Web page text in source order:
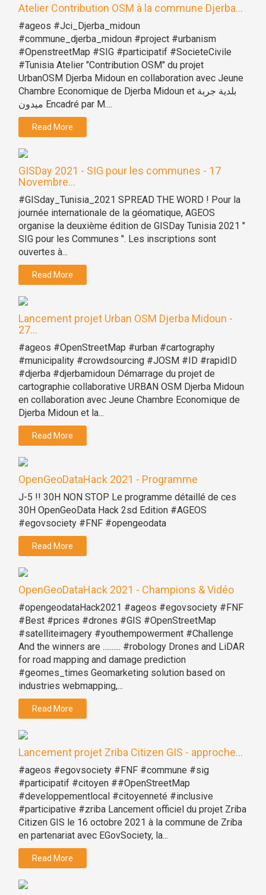
Atelier Contribution OSM à la commune Djerba...
#ageos #Jci_Djerba_midoun
#commune_djerba_midoun #project #urbanism
#OpenstreetMap #SIG #participatif #SocieteCivile
#Tunisia Atelier "Contribution OSM" du projet
UrbanOSM Djerba Midoun en collaboration avec Jeune
Chambre Economique de Djerba Midoun et بلدية جربة
ميدون Encadré par M....
Read More
GISDay 2021 - SIG pour les communes - 17
Novembre...
#GISday_Tunisia_2021 SPREAD THE WORD ! Pour la
journée internationale de la géomatique, AGEOS
organise la deuxième édition de GISDay Tunisia 2021 "
SIG pour les Communes ". Les inscriptions sont
ouvertes à...
Read More
Lancement projet Urban OSM Djerba Midoun -
27...
#ageos #OpenStreetMap #urban #cartography
#municipality #crowdsourcing #JOSM #ID #rapidID
#djerba #djerbamidoun Démarrage du projet de
cartographie collaborative URBAN OSM Djerba Midoun
en collaboration avec Jeune Chambre Economique de
Djerba Midoun et la...
Read More
OpenGeoDataHack 2021 - Programme
J-5 !! 30H NON STOP Le programme détaillé de ces
30H OpenGeoData Hack 2sd Edition #AGEOS
#egovsociety #FNF #opengeodata
Read More
OpenGeoDataHack 2021 - Champions & Vidéo
#opengeodataHack2021 #ageos #egovsociety #FNF
#Best #prices #drones #GIS #OpenStreetMap
#satelliteimagery #youthempowerment #Challenge
And the winners are .......... #robology Drones and LiDAR
for road mapping and damage prediction
#geomes_times Geomarketing solution based on
industries webmapping,...
Read More
Lancement projet Zriba Citizen GIS - approche...
#ageos #egovsociety #FNF #commune #sig
#participatif #citoyen ##OpenStreetMap
#developpementlocal #citoyenneté #inclusive
#participative #zriba Lancement officiel du projet Zriba
Citizen GIS le 16 octobre 2021 à la commune de Zriba
en partenariat avec EGovSociety, la...
Read More